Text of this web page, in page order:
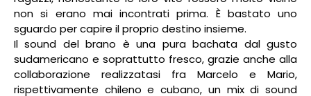
non si erano mai incontrati prima. È bastato uno
sguardo per capire il proprio destino insieme.
Il sound del brano è una pura bachata dal gusto
sudamericano e soprattutto fresco, grazie anche alla
collaborazione realizzatasi fra Marcelo e Mario,
rispettivamente chileno e cubano, un mix di sound